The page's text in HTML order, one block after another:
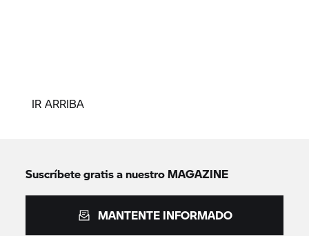
IR ARRIBA
Suscríbete gratis a nuestro MAGAZINE
MANTENTE INFORMADO